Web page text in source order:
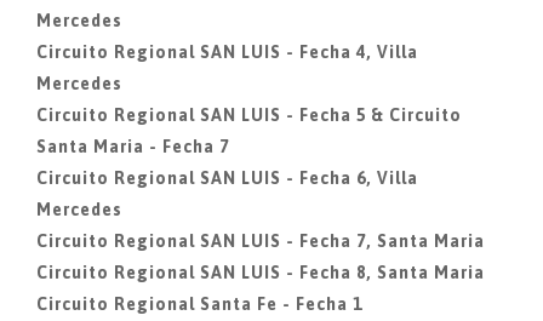
Mercedes
Circuito Regional SAN LUIS - Fecha 4, Villa
Mercedes
Circuito Regional SAN LUIS - Fecha 5 & Circuito
Santa Maria - Fecha 7
Circuito Regional SAN LUIS - Fecha 6, Villa
Mercedes
Circuito Regional SAN LUIS - Fecha 7, Santa Maria
Circuito Regional SAN LUIS - Fecha 8, Santa Maria
Circuito Regional Santa Fe - Fecha 1